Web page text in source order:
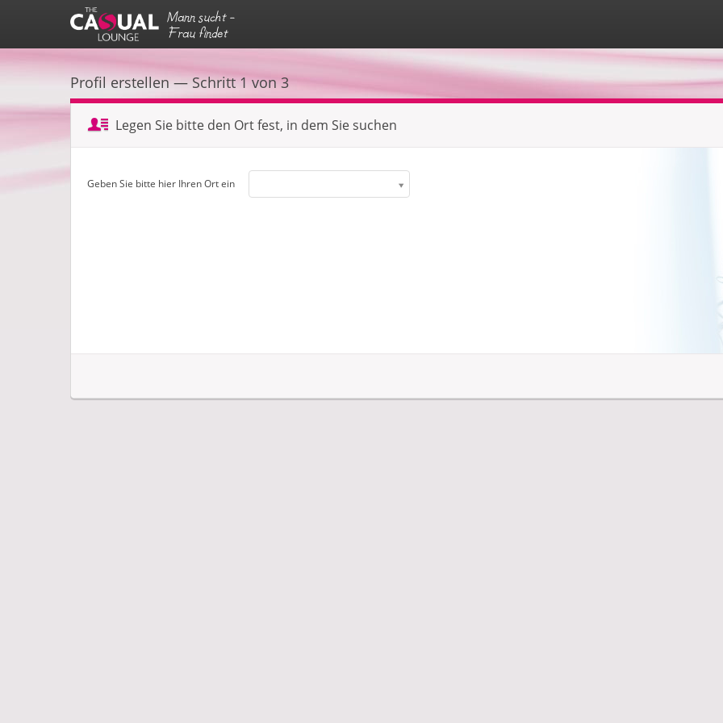
Mann sucht -
Frau findet
Profil erstellen — Schritt 1 von 3
Legen Sie bitte den Ort fest, in dem Sie suchen
Geben Sie bitte hier Ihren Ort ein